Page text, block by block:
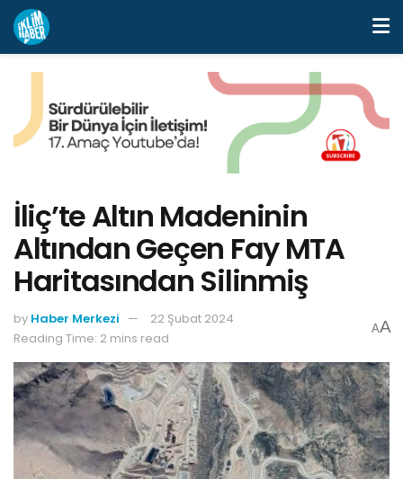
İliç’te Altın Madeninin
Altından Geçen Fay MTA
Haritasından Silinmiş
by Haber Merkezi
22 Şubat 2024
Reading Time: 2 mins read
AA